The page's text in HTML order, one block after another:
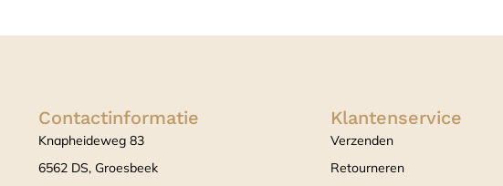
Contactinformatie
Knapheideweg 83
6562 DS, Groesbeek
Klantenservice
Verzenden
Retourneren